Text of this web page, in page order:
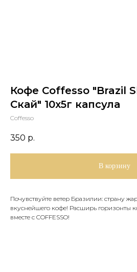
Кофе Coffesso "Brazil
Скай" 10x5г капсула
Coffesso
350 р.
В корзину
Почувствуйте ветер Бразилии: страну
вкуснейшего кофе! Расширь горизонты
вместе с COFFESSO!